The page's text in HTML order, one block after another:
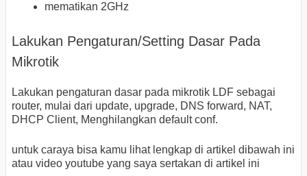
mematikan 2GHz
Lakukan Pengaturan/Setting Dasar Pada
Mikrotik
Lakukan pengaturan dasar pada mikrotik LDF sebagai
router, mulai dari update, upgrade, DNS forward, NAT,
DHCP Client, Menghilangkan default conf.
untuk caraya bisa kamu lihat lengkap di artikel dibawah ini
atau video youtube yang saya sertakan di artikel ini